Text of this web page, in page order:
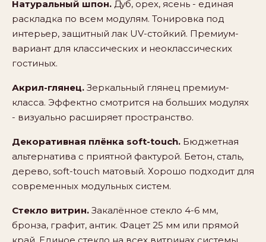
Натуральный шпон. Дуб, орех, ясень - единая
раскладка по всем модулям. Тонировка под
интерьер, защитный лак UV-стойкий. Премиум-
вариант для классических и неоклассических
гостиных.
Акрил-глянец. Зеркальный глянец премиум-
класса. Эффектно смотрится на больших модулях
- визуально расширяет пространство.
Декоративная плёнка soft-touch. Бюджетная
альтернатива с приятной фактурой. Бетон, сталь,
дерево, soft-touch матовый. Хорошо подходит для
современных модульных систем.
Стекло витрин. Закалённое стекло 4-6 мм,
бронза, графит, антик. Фацет 25 мм или прямой